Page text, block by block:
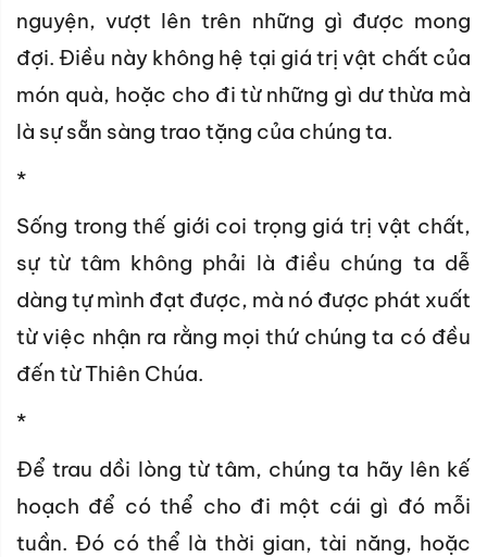
nguyện, vượt lên trên những gì được mong
đợi. Điều này không hệ tại giá trị vật chất của
món quà, hoặc cho đi từ những gì dư thừa mà
là sự sẵn sàng trao tặng của chúng ta.
*
Sống trong thế giới coi trọng giá trị vật chất,
sự từ tâm không phải là điều chúng ta dễ
dàng tự mình đạt được, mà nó được phát xuất
từ việc nhận ra rằng mọi thứ chúng ta có đều
đến từ Thiên Chúa.
*
Để trau dồi lòng từ tâm, chúng ta hãy lên kế
hoạch để có thể cho đi một cái gì đó mỗi
tuần. Đó có thể là thời gian, tài năng, hoặc